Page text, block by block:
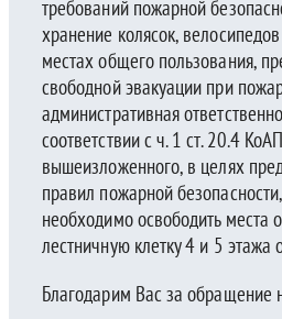
требований пожарной
хранение колясок,
местах общего пользования,
свободной эвакуации при
административная
соответствии с ч. 1 ст. 20.4
вышеизложенного, в целях
правил пожарной
необходимо освободить места
лестничную клетку 4 и 5
Благодарим Вас за обращение